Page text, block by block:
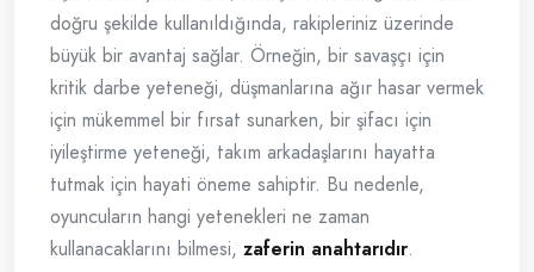
doğru şekilde kullanıldığında, rakipleriniz üzerinde
büyük bir avantaj sağlar. Örneğin, bir savaşçı için
kritik darbe yeteneği, düşmanlarına ağır hasar vermek
için mükemmel bir fırsat sunarken, bir şifacı için
iyileştirme yeteneği, takım arkadaşlarını hayatta
tutmak için hayati öneme sahiptir. Bu nedenle,
oyuncuların hangi yetenekleri ne zaman
kullanacaklarını bilmesi, zaferin anahtarıdır.